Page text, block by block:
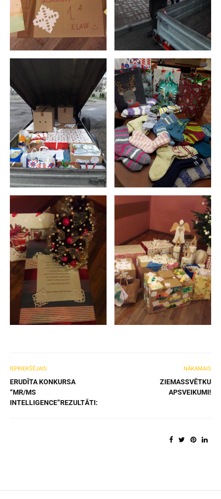
IEPRIEKŠĒJAIS
ERUDĪTA KONKURSA
“MR/MS
INTELLIGENCE”REZULTĀTI:
NĀKAMAIS
ZIEMASSVĒTKU
APSVEIKUMI!